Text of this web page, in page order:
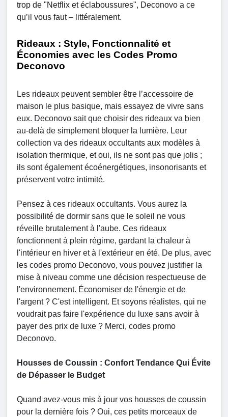
trop de "Netflix et éclaboussures", Deconovo a ce
qu’il vous faut – littéralement.
Rideaux : Style, Fonctionnalité et
Économies avec les Codes Promo
Deconovo
Les rideaux peuvent sembler être l’accessoire de
maison le plus basique, mais essayez de vivre sans
eux. Deconovo sait que choisir des rideaux va bien
au-delà de simplement bloquer la lumière. Leur
collection va des rideaux occultants aux modèles à
isolation thermique, et oui, ils ne sont pas que jolis ;
ils sont également écoénergétiques, insonorisants et
préservent votre intimité.
Pensez à ces rideaux occultants. Vous aurez la
possibilité de dormir sans que le soleil ne vous
réveille brutalement à l'aube. Ces rideaux
fonctionnent à plein régime, gardant la chaleur à
l'intérieur en hiver et à l'extérieur en été. De plus, avec
les codes promo Deconovo, vous pouvez justifier la
mise à niveau comme une décision respectueuse de
l'environnement. Économiser de l'énergie et de
l'argent ? C'est intelligent. Et soyons réalistes, qui ne
voudrait pas faire l'expérience du luxe sans avoir à
payer des prix de luxe ? Merci, codes promo
Deconovo.
Housses de Coussin : Confort Tendance Qui Évite
de Dépasser le Budget
Quand avez-vous mis à jour vos housses de coussin
pour la dernière fois ? Oui, ces petits morceaux de